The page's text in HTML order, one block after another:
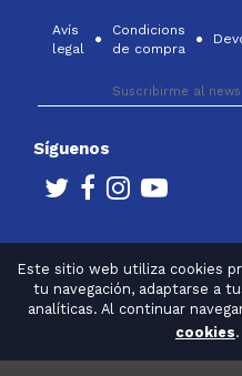
Este sitio web utiliza cookies
tu navegación, adaptarse a
analíticas. Al continuar
cookies.
Avís
legal
Condicions
de compra
Síguenos